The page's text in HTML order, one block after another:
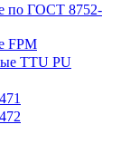
по ГОСТ 8752-
FPM
TTU PU